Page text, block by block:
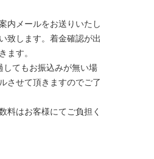
内メールをお送りいたし
致します。着金確認が出
ます。
してもお振込みが無い場
させて頂きますのでご了
料はお客様にてご負担く